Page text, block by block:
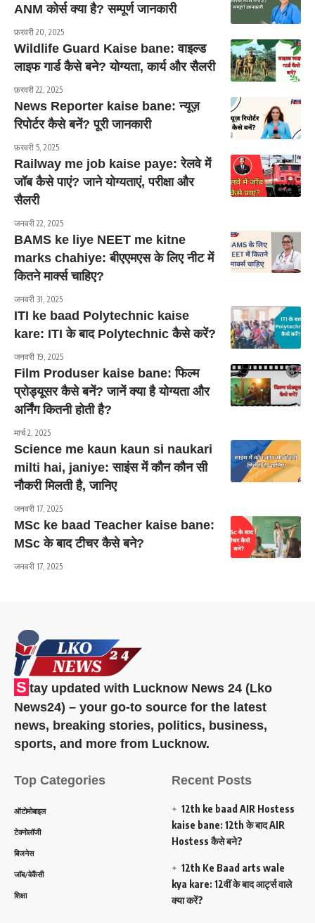
ANM कोर्स क्या है? सम्पूर्ण जानकारी
फ़रवरी 20, 2025
Wildlife Guard Kaise bane: वाइल्ड
लाइफ गार्ड कैसे बने? योग्यता, कार्य और सैलरी
फ़रवरी 22, 2025
News Reporter kaise bane: न्यूज़
रिपोर्टर कैसे बनें? पूरी जानकारी
फ़रवरी 5, 2025
Railway me job kaise paye: रेलवे में
जॉब कैसे पाएं? जाने योग्यताएं, परीक्षा और
सैलरी
जनवरी 22, 2025
BAMS ke liye NEET me kitne
marks chahiye: बीएएमएस के लिए नीट में
कितने मार्क्स चाहिए?
जनवरी 31, 2025
ITI ke baad Polytechnic kaise
kare: ITI के बाद Polytechnic कैसे करें?
जनवरी 19, 2025
Film Produser kaise bane: फिल्म
प्रोड्यूसर कैसे बनें? जानें क्या है योग्यता और
अर्निंग कितनी होती है?
मार्च 2, 2025
Science me kaun kaun si naukari
milti hai, janiye: साइंस में कौन कौन सी
नौकरी मिलती है, जानिए
जनवरी 17, 2025
MSc ke baad Teacher kaise bane:
MSc के बाद टीचर कैसे बने?
जनवरी 17, 2025
S tay updated with Lucknow News 24 (Lko
News24) – your go-to source for the latest
news, breaking stories, politics, business,
sports, and more from Lucknow.
Top Categories
ऑटोमोबाइल
टेक्नोलॉजी
बिजनेस
जॉब/वेकैंसी
शिक्षा
Recent Posts
12th ke baad AIR Hostess
kaise bane: 12th के बाद AIR
Hostess कैसे बने?
12th Ke Baad arts wale
kya kare: 12वीं के बाद आर्ट्स वाले
क्या करें?